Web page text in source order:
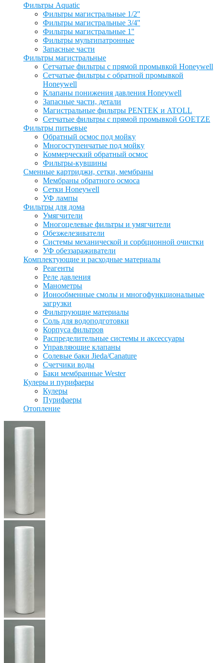
Фильтры Aquatic
Фильтры магистральные 1/2''
Фильтры магистральные 3/4''
Фильтры магистральные 1''
Фильтры мультипатронные
Запасные части
Фильтры магистральные
Сетчатые фильтры с прямой промывкой Honeywell
Сетчатые фильтры с обратной промывкой
Honeywell
Клапаны понижения давления Honeywell
Запасные части, детали
Магистральные фильтры PENTEK и ATOLL
Сетчатые фильтры с прямой промывкой GOETZE
Фильтры питьевые
Обратный осмос под мойку
Многоступенчатые под мойку
Коммерческий обратный осмос
Фильтры-кувшины
Сменные картриджи, сетки, мембраны
Мембраны обратного осмоса
Сетки Honeywell
УФ лампы
Фильтры для дома
Умягчители
Многоцелевые фильтры и умягчители
Обезжелезиватели
Системы механической и сорбционной очистки
УФ обеззараживатели
Комплектующие и расходные материалы
Реагенты
Реле давления
Манометры
Ионообменные смолы и многофункциональные
загрузки
Фильтрующие материалы
Соль для водоподготовки
Корпуса фильтров
Распределительные системы и аксессуары
Управляющие клапаны
Солевые баки Jieda/Canature
Счетчики воды
Баки мембранные Wester
Кулеры и пурифаеры
Кулеры
Пурифаеры
Отопление